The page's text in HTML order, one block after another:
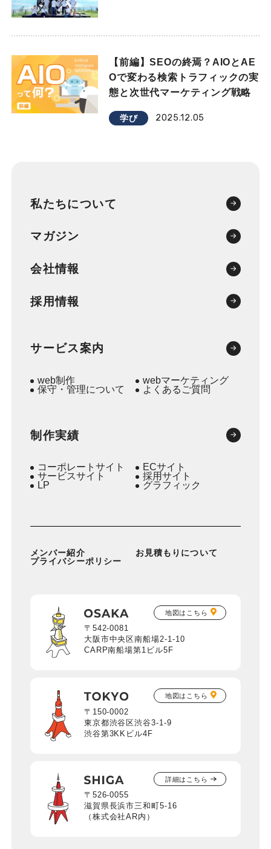
【前編】SEOの終焉？AIOとAE
Oで変わる検索トラフィックの実
態と次世代マーケティング戦略
学び 2025.12.05
私たちについて
マガジン
会社情報
採用情報
サービス案内
web制作
webマーケティング
保守・管理について
よくあるご質問
制作実績
コーポレートサイト
ECサイト
サービスサイト
採用サイト
LP
グラフィック
メンバー紹介
お見積もりについて
プライバシーポリシー
地図はこちら
〒542-0081
大阪市中央区南船場2-1-10
CARP南船場第1ビル5F
地図はこちら
〒150-0002
東京都渋谷区渋谷3-1-9
渋谷第3KKビル4F
詳細はこちら
〒526-0055
滋賀県長浜市三和町5-16
（株式会社AR内）